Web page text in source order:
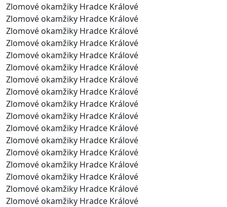
Zlomové okamžiky Hradce Králové
Zlomové okamžiky Hradce Králové
Zlomové okamžiky Hradce Králové
Zlomové okamžiky Hradce Králové
Zlomové okamžiky Hradce Králové
Zlomové okamžiky Hradce Králové
Zlomové okamžiky Hradce Králové
Zlomové okamžiky Hradce Králové
Zlomové okamžiky Hradce Králové
Zlomové okamžiky Hradce Králové
Zlomové okamžiky Hradce Králové
Zlomové okamžiky Hradce Králové
Zlomové okamžiky Hradce Králové
Zlomové okamžiky Hradce Králové
Zlomové okamžiky Hradce Králové
Zlomové okamžiky Hradce Králové
Zlomové okamžiky Hradce Králové